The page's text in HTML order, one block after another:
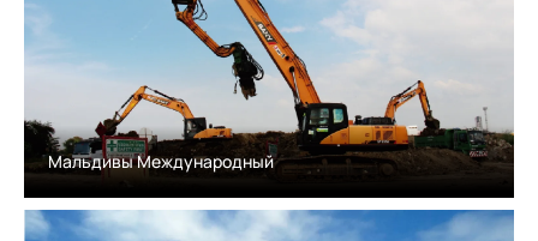
Мальдивы Международный